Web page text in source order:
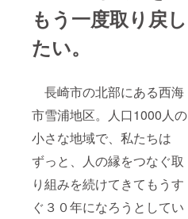
もう一度取り戻し
たい。
長崎市の北部にある西海
市雪浦地区。人口1000人の
小さな地域で、私たちは
ずっと、人の縁をつなぐ取
り組みを続けてきてもうす
ぐ３０年になろうとしてい